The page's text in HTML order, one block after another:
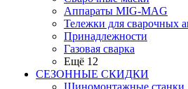
Аппараты MIG-MAG
Тележки для сварочных
Принадлежности
Газовая сварка
Ещё 12
СЕЗОННЫЕ СКИДКИ
Шиномонтажные станки